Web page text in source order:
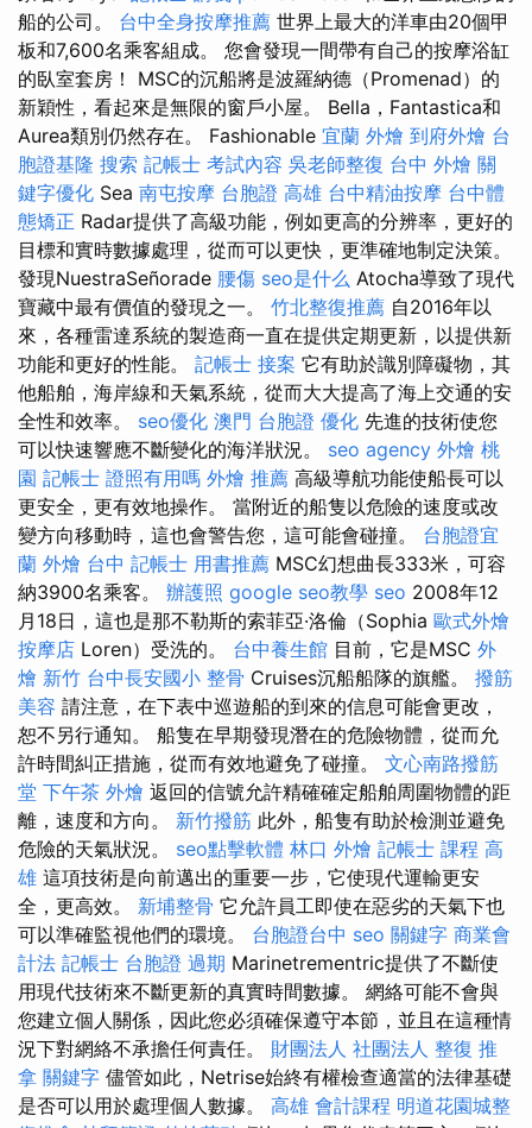
船的公司。 台中全身按摩推薦 世界上最大的洋車由20個甲
板和7,600名乘客組成。 您會發現一間帶有自己的按摩浴缸
的臥室套房！ MSC的沉船將是波羅納德（Promenad）的
新穎性，看起來是無限的窗戶小屋。 Bella，Fantastica和
Aurea類別仍然存在。 Fashionable 宜蘭 外燴 到府外燴 台
胞證基隆 搜索 記帳士 考試內容 吳老師整復 台中 外燴 關
鍵字優化 Sea 南屯按摩 台胞證 高雄 台中精油按摩 台中體
態矯正 Radar提供了高級功能，例如更高的分辨率，更好的
目標和實時數據處理，從而可以更快，更準確地制定決策。
發現NuestraSeñorade 腰傷 seo是什么 Atocha導致了現代
寶藏中最有價值的發現之一。 竹北整復推薦 自2016年以
來，各種雷達系統的製造商一直在提供定期更新，以提供新
功能和更好的性能。 記帳士 接案 它有助於識別障礙物，其
他船舶，海岸線和天氣系統，從而大大提高了海上交通的安
全性和效率。 seo優化 澳門 台胞證 優化 先進的技術使您
可以快速響應不斷變化的海洋狀況。 seo agency 外燴 桃
園 記帳士 證照有用嗎 外燴 推薦 高級導航功能使船長可以
更安全，更有效地操作。 當附近的船隻以危險的速度或改
變方向移動時，這也會警告您，這可能會碰撞。 台胞證宜
蘭 外燴 台中 記帳士 用書推薦 MSC幻想曲長333米，可容
納3900名乘客。 辦護照 google seo教學 seo 2008年12
月18日，這也是那不勒斯的索菲亞·洛倫（Sophia 歐式外燴
按摩店 Loren）受洗的。 台中養生館 目前，它是MSC 外
燴 新竹 台中長安國小 整骨 Cruises沉船船隊的旗艦。 撥筋
美容 請注意，在下表中巡遊船的到來的信息可能會更改，
恕不另行通知。 船隻在早期發現潛在的危險物體，從而允
許時間糾正措施，從而有效地避免了碰撞。 文心南路撥筋
堂 下午茶 外燴 返回的信號允許精確確定船舶周圍物體的距
離，速度和方向。 新竹撥筋 此外，船隻有助於檢測並避免
危險的天氣狀況。 seo點擊軟體 林口 外燴 記帳士 課程 高
雄 這項技術是向前邁出的重要一步，它使現代運輸更安
全，更高效。 新埔整骨 它允許員工即使在惡劣的天氣下也
可以準確監視他們的環境。 台胞證台中 seo 關鍵字 商業會
計法 記帳士 台胞證 過期 Marinetrementric提供了不斷使
用現代技術來不斷更新的真實時間數據。 網絡可能不會與
您建立個人關係，因此您必須確保遵守本節，並且在這種情
況下對網絡不承擔任何責任。 財團法人 社團法人 整復 推
拿 關鍵字 儘管如此，Netrise始終有權檢查適當的法律基礎
是否可以用於處理個人數據。 高雄 會計課程 明道花園城整